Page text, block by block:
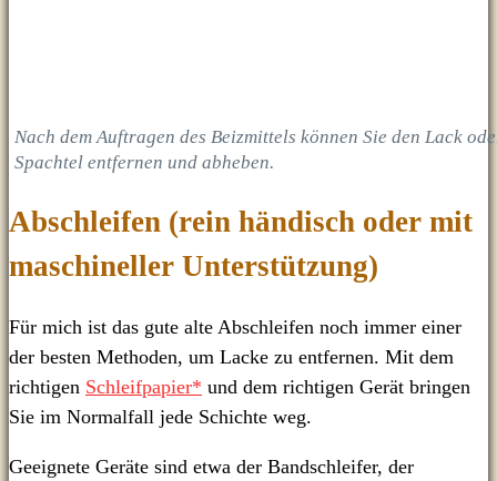
Nach dem Auftragen des Beizmittels können Sie den Lack
Spachtel entfernen und abheben.
Abschleifen (rein händisch oder mit
maschineller Unterstützung)
Für mich ist das gute alte Abschleifen noch immer einer
der besten Methoden, um Lacke zu entfernen. Mit dem
richtigen Schleifpapier* und dem richtigen Gerät bringen
Sie im Normalfall jede Schichte weg.
Geeignete Geräte sind etwa der Bandschleifer, der